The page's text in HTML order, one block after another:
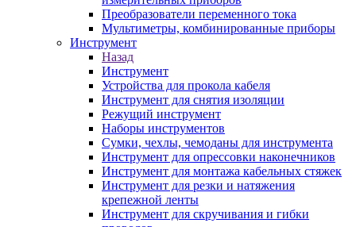
Преобразователи переменного тока
Мультиметры, комбинированные приборы
Инструмент
Назад
Инструмент
Устройства для прокола кабеля
Инструмент для снятия изоляции
Режущий инструмент
Наборы инструментов
Сумки, чехлы, чемоданы для инструмента
Инструмент для опрессовки наконечников
Инструмент для монтажа кабельных стяжек
Инструмент для резки и натяжения
крепежной ленты
Инструмент для скручивания и гибки